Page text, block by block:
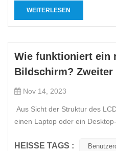
WEITERLESEN
Wie funktioniert ein
Bildschirm? Zweiter
Nov 14, 2023
Aus Sicht der Struktur des
einen Laptop oder ein
Schichtstruktur, die aus
HEISSE TAGS :